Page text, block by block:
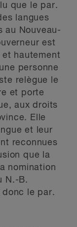
que le par.
langues
au Nouveau-
est
hautement
personne
relègue le
et porte
aux droits
Elle
et leur
reconnues
que la
nomination
N.-B.
donc le par.